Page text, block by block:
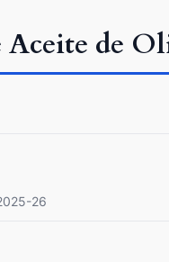
Aceite de
26